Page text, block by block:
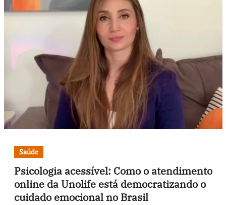
Saúde
Psicologia acessível: Como o atendimento
online da Unolife está democratizando o
cuidado emocional no Brasil